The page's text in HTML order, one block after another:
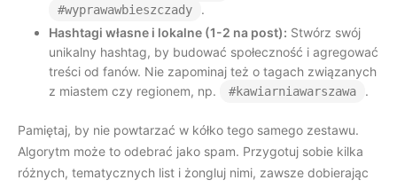
#wyprawawbieszczady
.
Hashtagi własne i lokalne (1-2 na post): Stwórz swój
unikalny hashtag, by budować społeczność i agregować
treści od fanów. Nie zapominaj też o tagach związanych
z miastem czy regionem, np.
#kawiarniawarszawa .
Pamiętaj, by nie powtarzać w kółko tego samego zestawu.
Algorytm może to odebrać jako spam. Przygotuj sobie kilka
różnych, tematycznych list i żongluj nimi, zawsze dobierając